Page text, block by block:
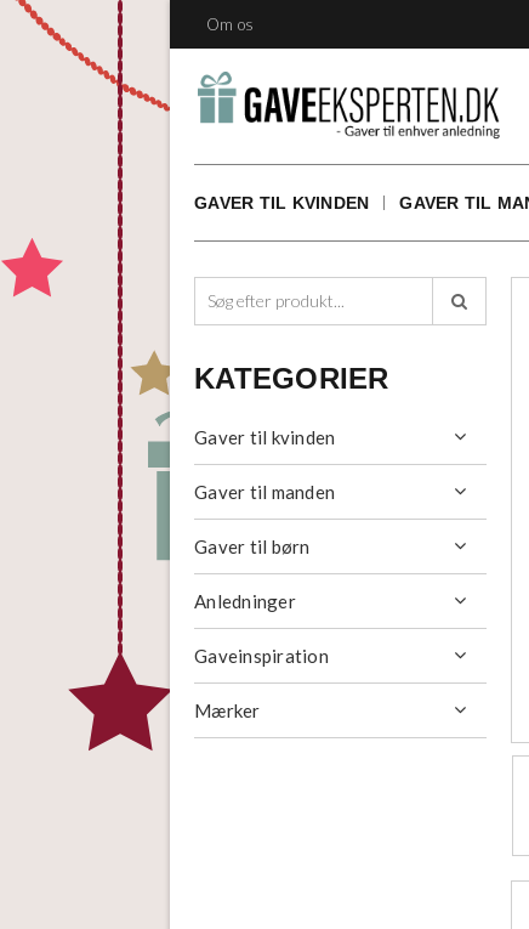
Om os
GAVER TIL KVINDEN GAVER TIL

KATEGORIER
Gaver til kvinden 
Gaver til manden 
Gaver til børn 
Anledninger 
Gaveinspiration 
Mærker 